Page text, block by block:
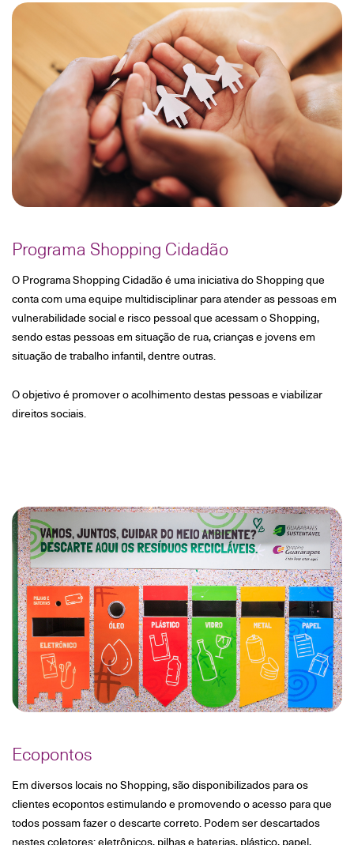
Programa Shopping Cidadão
O Programa Shopping Cidadão é uma iniciativa do Shopping que
conta com uma equipe multidisciplinar para atender as pessoas em
vulnerabilidade social e risco pessoal que acessam o Shopping,
sendo estas pessoasem situação de rua, crianças e jovens em
situação de trabalho infantil, dentre outras.
O objetivo é promover o acolhimento destas pessoas e viabilizar
direitos sociais.
Ecopontos
Em diversos locais no Shopping, são disponibilizados para os
clientes ecopontos estimulando e promovendo o acesso para que
todos possam fazer o descarte correto. Podem ser descartados
nestes coletores: eletrônicos, pilhas e baterias, plástico, papel,